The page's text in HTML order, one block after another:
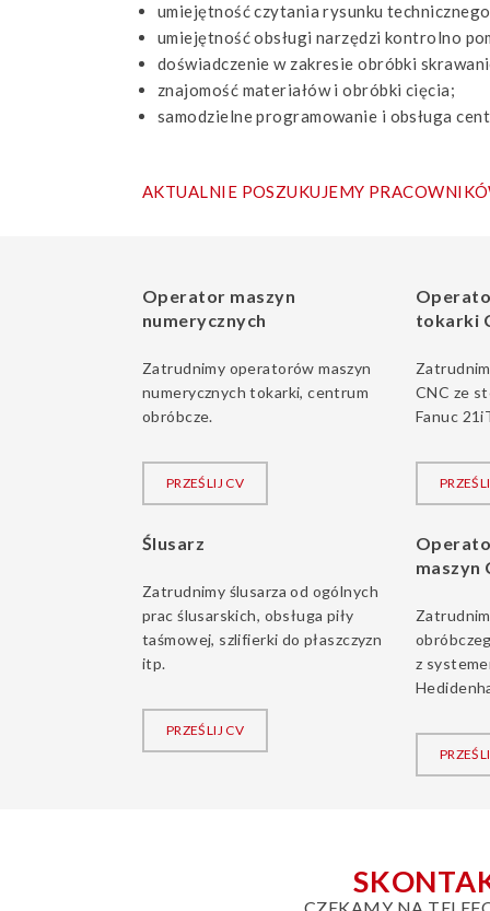
umiejętność czytania rysunku
umiejętność obsługi narzędzi kontrolno
doświadczenie w zakresie obróbki
znajomość materiałów i obróbki cięcia;
samodzielne programowanie i obsługa
AKTUALNIE POSZUKUJEMY
Operator maszyn
numerycznych
Zatrudnimy operatorów maszyn
numerycznych tokarki, centrum
obróbcze.
PRZEŚLIJ CV
tokarki
CNC ze
Fanuc
Ślusarz
Zatrudnimy ślusarza od ogólnych
prac ślusarskich, obsługa piły
taśmowej, szlifierki do płaszczyzn
itp.
PRZEŚLIJ CV
maszyn
z